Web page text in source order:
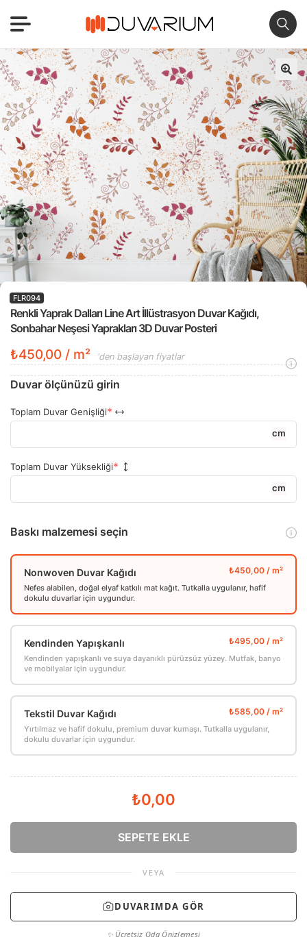
🔍
Renkli Yaprak Dalları Line Art İllüstrasyon Duvar Kağıdı,
Sonbahar Neşesi Yaprakları 3D Duvar Posteri
FLR094
₺450,00 / m² 'den başlayan fiyatlar
Duvar ölçünüzü girin
Toplam Duvar Genişliği
cm
Toplam Duvar Yüksekliği
cm
Baskı malzemesi seçin
Nonwoven Duvar Kağıdı
Nefes alabilen, doğal elyaf katkılı mat kağıt. Tutkalla uygulanır, hafif
dokulu duvarlar için uygundur.
Kendinden Yapışkanlı
Kendinden yapışkanlı ve suya dayanıklı pürüzsüz yüzey. Mutfak, banyo
ve mobilyalar için uygundur.
Tekstil Duvar Kağıdı
Yırtılmaz ve hafif dokulu, premium duvar kumaşı. Tutkalla uygulanır,
dokulu duvarlar için uygundur.
₺0,00
SEPETE EKLE
VEYA
DUVARIMDA GÖR
✨ Ücretsiz Oda Önizlemesi